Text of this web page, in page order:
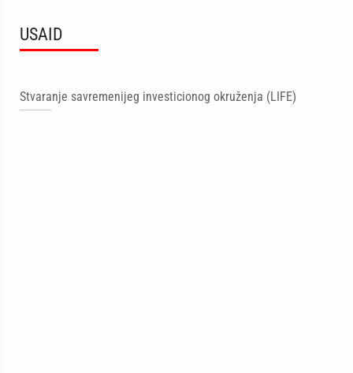
USAID
Stvaranje savremenijeg investicionog okruženja (LIFE)